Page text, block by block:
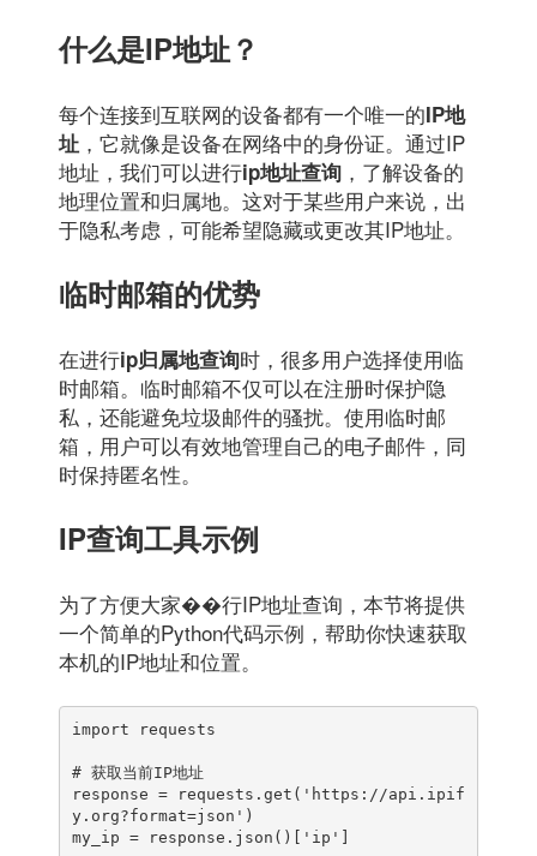
什么是IP地址？
每个连接到互联网的设备都有一个唯一的IP地
址 ，它就像是设备在网络中的身份证。通过IP
地址，我们可以进行ip地址查询 ，了解设备的
地理位置和归属地。这对于某些用户来说，出
于隐私考虑，可能希望隐藏或更改其IP地址。
临时邮箱的优势
在进行ip归属地查询时，很多用户选择使用临
时邮箱。临时邮箱不仅可以在注册时保护隐
私，还能避免垃圾邮件的骚扰。使用临时邮
箱，用户可以有效地管理自己的电子邮件，同
时保持匿名性。
IP查询工具示例
为了方便大家��行IP地址查询，本节将提供
一个简单的Python代码示例，帮助你快速获取
本机的IP地址和位置。
import requests
# 获取当前IP地址
response = requests.get('https://api.ipif
y.org?format=json')
my_ip = response.json()['ip']